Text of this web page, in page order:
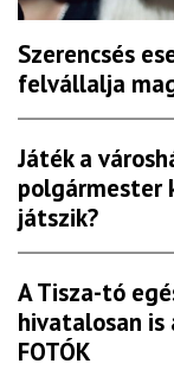
Szerencsés
felvállalja
Játék a
polgármester
játszik?
A Tisza-tó
hivatalosan
FOTÓK